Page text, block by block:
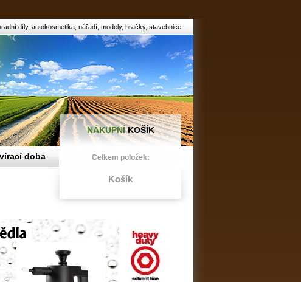
díly, autokosmetika, nářadí, modely, hračky, stavebnice
NÁKUPNÍKOŠÍK
Celkem položek:
Košík
doba